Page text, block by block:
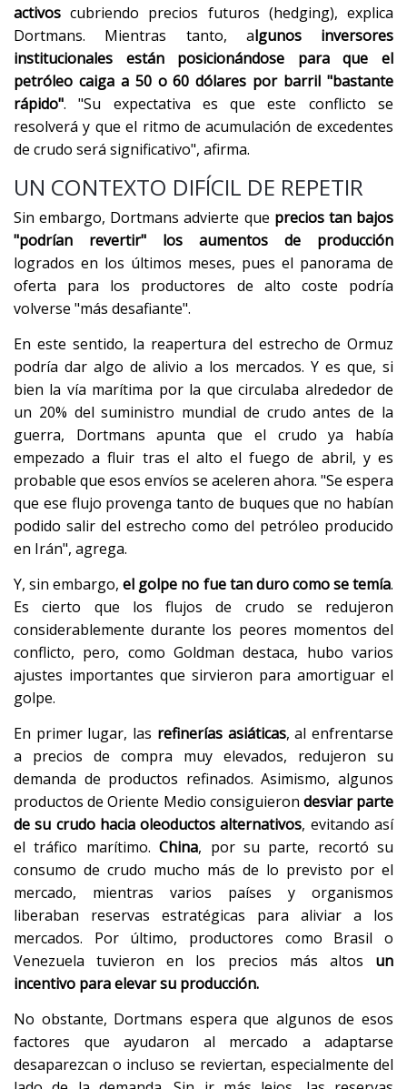
activos cubriendo precios futuros (hedging), explica
Dortmans. Mientras tanto, algunos inversores
institucionales están posicionándose para que el
petróleo caiga a 50 o 60 dólares por barril "bastante
rápido". "Su expectativa es que este conflicto se
resolverá y que el ritmo de acumulación de excedentes
de crudo será significativo", afirma.
UN CONTEXTO DIFÍCIL DE REPETIR
Sin embargo, Dortmans advierte que precios tan bajos
"podrían revertir" los aumentos de producción
logrados en los últimos meses, pues el panorama de
oferta para los productores de alto coste podría
volverse "más desafiante".
En este sentido, la reapertura del estrecho de Ormuz
podría dar algo de alivio a los mercados. Y es que, si
bien la vía marítima por la que circulaba alrededor de
un 20% del suministro mundial de crudo antes de la
guerra, Dortmans apunta que el crudo ya había
empezado a fluir tras el alto el fuego de abril, y es
probable que esos envíos se aceleren ahora. "Se espera
que ese flujo provenga tanto de buques que no habían
podido salir del estrecho como del petróleo producido
en Irán", agrega.
Y, sin embargo,el golpe no fue tan duro como se temía.
Es cierto que los flujos de crudo se redujeron
considerablemente durante los peores momentos del
conflicto, pero, como Goldman destaca, hubo varios
ajustes importantes que sirvieron para amortiguar el
golpe.
En primer lugar, las refinerías asiáticas, al enfrentarse
a precios de compra muy elevados, redujeron su
demanda de productos refinados. Asimismo, algunos
productos de Oriente Medio consiguieron desviar parte
de su crudo hacia oleoductos alternativos, evitando así
el tráfico marítimo.China, por su parte, recortó su
consumo de crudo mucho más de lo previsto por el
mercado, mientras varios países y organismos
liberaban reservas estratégicas para aliviar a los
mercados. Por último, productores como Brasil o
Venezuela tuvieron en los precios más altos un
incentivo para elevar su producción.
No obstante, Dortmans espera que algunos de esos
factores que ayudaron al mercado a adaptarse
desaparezcan o incluso se reviertan, especialmente del